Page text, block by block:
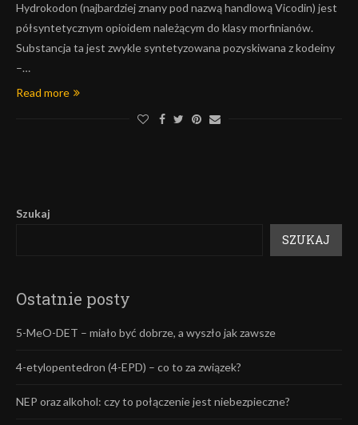
Hydrokodon (najbardziej znany pod nazwą handlową Vicodin) jest
półsyntetycznym opioidem należącym do klasy morfinianów.
Substancja ta jest zwykle syntetyzowana pozyskiwana z kodeiny
–…
Read more
Szukaj
SZUKAJ
Ostatnie posty
5-MeO-DET – miało być dobrze, a wyszło jak zawsze
4-etylopentedron (4-EPD) – co to za związek?
NEP oraz alkohol: czy to połączenie jest niebezpieczne?